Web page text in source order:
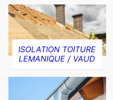
ISOLATION TOITURE
LEMANIQUE / VAUD